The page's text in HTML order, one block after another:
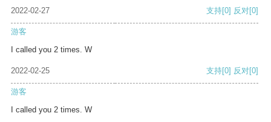
2022-02-27 支持[0] 反对[0]
游客
I called you 2 times. W
2022-02-25 支持[0] 反对[0]
游客
I called you 2 times. W